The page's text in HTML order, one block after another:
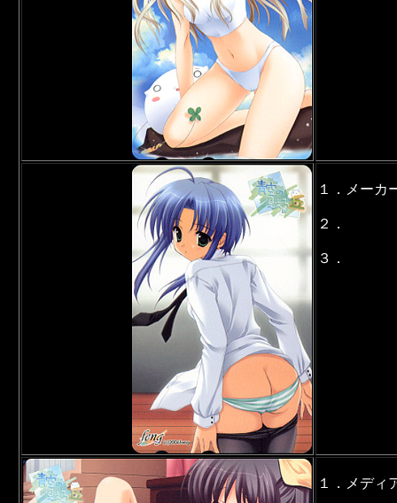
１．メーカ
２．
３．
１．メディ